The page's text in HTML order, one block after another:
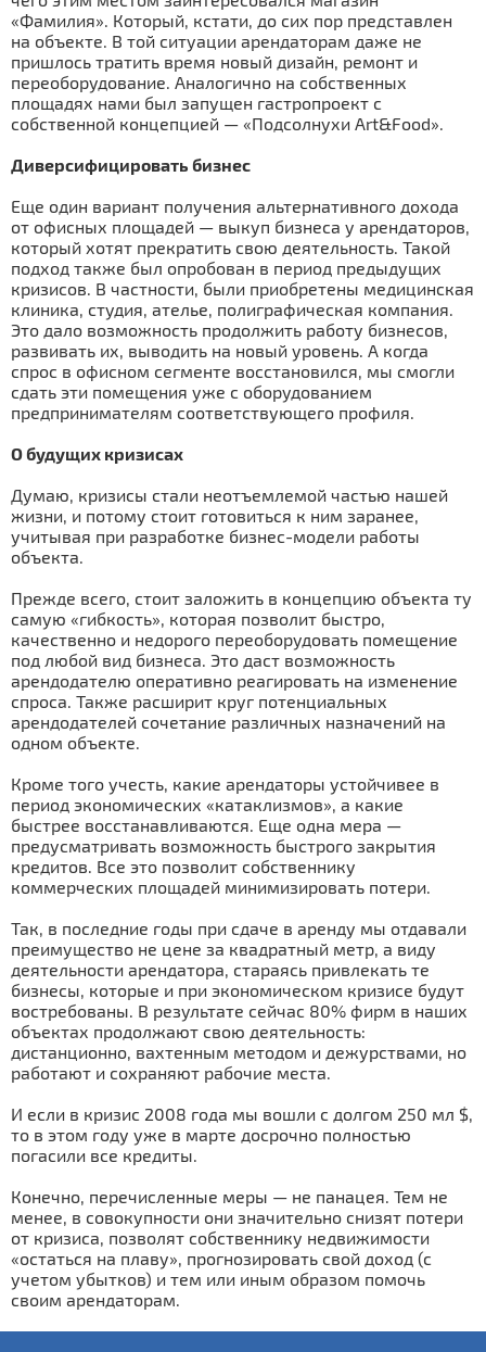
«Фамилия». Который, кстати, до сих пор представлен
на объекте. В той ситуации арендаторам даже не
пришлось тратить время новый дизайн, ремонт и
переоборудование. Аналогично на собственных
площадях нами был запущен гастропроект с
собственной концепцией — «Подсолнухи Art&Food».
Диверсифицировать бизнес
Еще один вариант получения альтернативного дохода
от офисных площадей — выкуп бизнеса у арендаторов,
который хотят прекратить свою деятельность. Такой
подход также был опробован в период предыдущих
кризисов. В частности, были приобретены медицинская
клиника, студия, ателье, полиграфическая компания.
Это дало возможность продолжить работу бизнесов,
развивать их, выводить на новый уровень. А когда
спрос в офисном сегменте восстановился, мы смогли
сдать эти помещения уже с оборудованием
предпринимателям соответствующего профиля.
О будущих кризисах
Думаю, кризисы стали неотъемлемой частью нашей
жизни, и потому стоит готовиться к ним заранее,
учитывая при разработке бизнес-модели работы
объекта.
Прежде всего, стоит заложить в концепцию объекта ту
самую «гибкость», которая позволит быстро,
качественно и недорого переоборудовать помещение
под любой вид бизнеса. Это даст возможность
арендодателю оперативно реагировать на изменение
спроса. Также расширит круг потенциальных
арендодателей сочетание различных назначений на
одном объекте.
Кроме того учесть, какие арендаторы устойчивее в
период экономических «катаклизмов», а какие
быстрее восстанавливаются. Еще одна мера —
предусматривать возможность быстрого закрытия
кредитов. Все это позволит собственнику
коммерческих площадей минимизировать потери.
Так, в последние годы при сдаче в аренду мы отдавали
преимущество не цене за квадратный метр, а виду
деятельности арендатора, стараясь привлекать те
бизнесы, которые и при экономическом кризисе будут
востребованы. В результате сейчас 80% фирм в наших
объектах продолжают свою деятельность:
дистанционно, вахтенным методом и дежурствами, но
работают и сохраняют рабочие места.
И если в кризис 2008 года мы вошли с долгом 250 мл $,
то в этом году уже в марте досрочно полностью
погасили все кредиты.
Конечно, перечисленные меры — не панацея. Тем не
менее, в совокупности они значительно снизят потери
от кризиса, позволят собственнику недвижимости
«остаться на плаву», прогнозировать свой доход (с
учетом убытков) и тем или иным образом помочь
своим арендаторам.